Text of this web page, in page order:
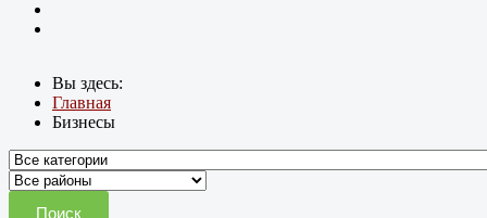
Вы здесь:
Главная
Бизнесы
Поиск